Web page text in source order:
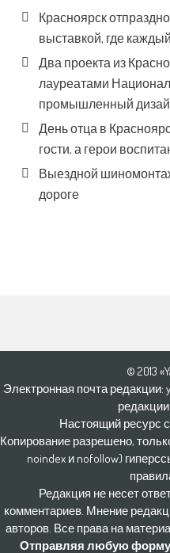
Красноярск
выставкой, где
Два проекта из
лауреатами
промышленный
День отца в
гости, а герои
Выездной
дороге
© 2013
Электронная почта редакции:
Настоящий ресурс
Копирование разрешено,
noindex и nofollow)
Редакция не несет
комментариев. Мнение
авторов. Все права на
Отправляя любую форму